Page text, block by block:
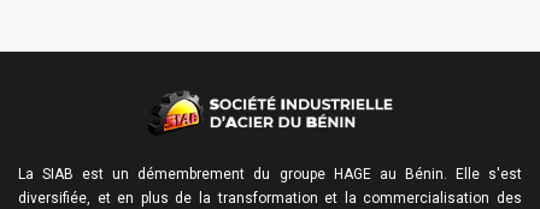
La SIAB est un démembrement du groupe HAGE au Bénin. Elle s'est
diversifiée, et en plus de la transformation et la commercialisation des